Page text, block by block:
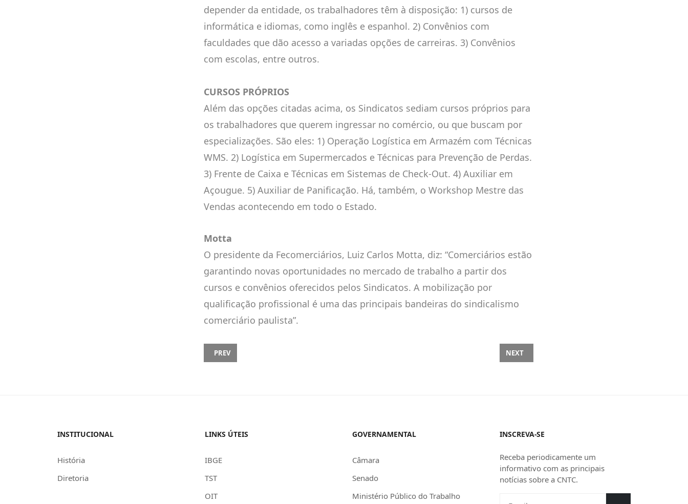
depender da entidade, os trabalhadores têm à disposição: 1) cursos de
informática e idiomas, como inglês e espanhol. 2) Convênios com
faculdades que dão acesso a variadas opções de carreiras. 3) Convênios
com escolas, entre outros.
CURSOS PRÓPRIOS
Além das opções citadas acima, os Sindicatos sediam cursos próprios para
os trabalhadores que querem ingressar no comércio, ou que buscam por
especializações. São eles: 1) Operação Logística em Armazém com Técnicas
WMS. 2) Logística em Supermercados e Técnicas para Prevenção de Perdas.
3) Frente de Caixa e Técnicas em Sistemas de Check-Out. 4) Auxiliar em
Açougue. 5) Auxiliar de Panificação. Há, também, o Workshop Mestre das
Vendas acontecendo em todo o Estado.
Motta
O presidente da Fecomerciários, Luiz Carlos Motta, diz: “Comerciários estão
garantindo novas oportunidades no mercado de trabalho a partir dos
cursos e convênios oferecidos pelos Sindicatos. A mobilização por
qualificação profissional é uma das principais bandeiras do sindicalismo
comerciário paulista”.
PREVIOUS ARTICLE: MOTTA HOMENAGEIA HOJE COMERCIÁRIOS NO PROGRAMA DO RATINHO
PREV NEXT ARTICLE: CATEGORIA TEM DIREITO À
NEXT
INSTITUCIONAL
História
Diretoria
LINKS ÚTEIS
IBGE
TST
OIT
GOVERNAMENTAL
Câmara
Senado
Ministério Público do Trabalho
INSCREVA-SE
Receba periodicamente um
informativo com as principais
notícias sobre a CNTC.